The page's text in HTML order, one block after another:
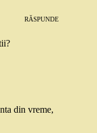
RĂSPUNDE
din vreme,